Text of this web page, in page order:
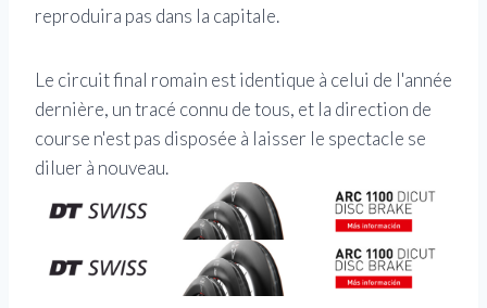
reproduira pas dans la capitale.
Le circuit final romain est identique à celui de l'année
dernière, un tracé connu de tous, et la direction de
course n'est pas disposée à laisser le spectacle se
diluer à nouveau.